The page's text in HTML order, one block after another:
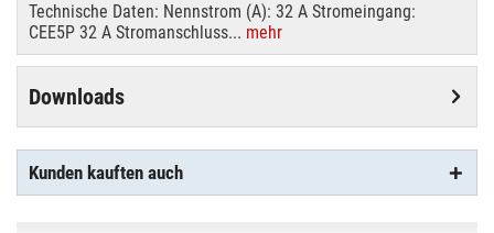
Technische Daten: Nennstrom (A): 32 A Stromeingang:
CEE5P 32 A Stromanschluss... mehr
Downloads
Kunden kauften auch